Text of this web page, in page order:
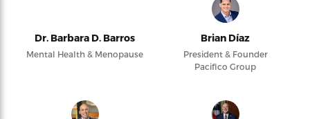
Dr. Barbara D. Barros
Mental Health & Menopause
Brian Díaz
President & Founder
Pacifico Group